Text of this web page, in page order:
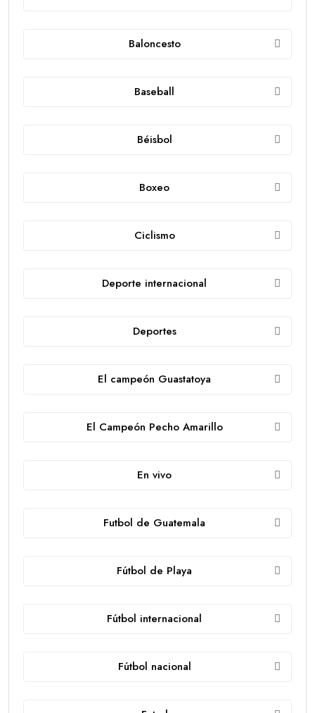
Baloncesto
Baseball
Béisbol
Boxeo
Ciclismo
Deporte internacional
Deportes
El campeón Guastatoya
El Campeón Pecho Amarillo
En vivo
Futbol de Guatemala
Fútbol de Playa
Fútbol internacional
Fútbol nacional